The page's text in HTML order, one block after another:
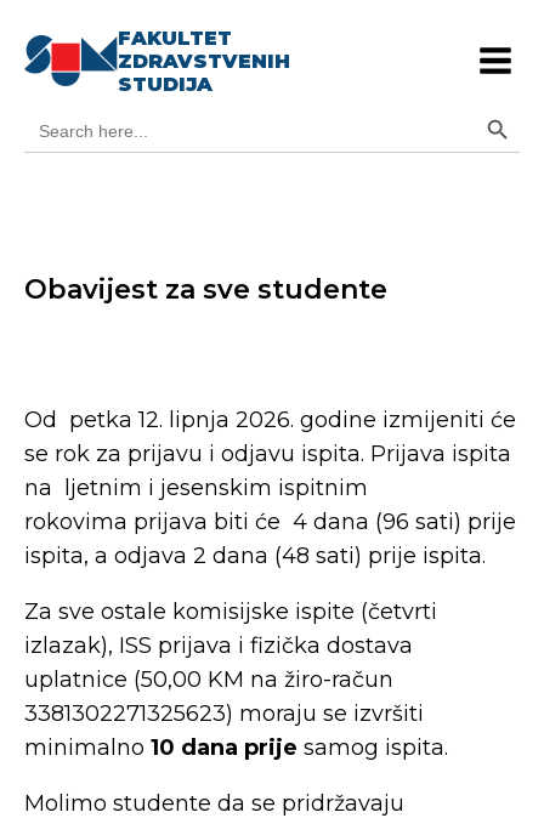
FAKULTET
ZDRAVSTVENIH
STUDIJA
for:
Obavijest za sve studente
Od petka 12. lipnja 2026. godine izmijeniti će
se rok za prijavu i odjavu ispita. Prijava ispita
na ljetnim i jesenskim ispitnim
rokovima prijava biti će 4 dana (96 sati) prije
ispita, a odjava 2 dana (48 sati) prije ispita.
Za sve ostale komisijske ispite (četvrti
izlazak), ISS prijava i fizička dostava
uplatnice (50,00 KM na žiro-račun
3381302271325623) moraju se izvršiti
minimalno 10 dana prije samog ispita.
Molimo studente da se pridržavaju